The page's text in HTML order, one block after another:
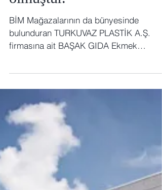
fabrikasının zeminlerinde
METCO çözüm ortağı
olmuştur.
BİM Mağazalarının da bünyesinde
bulunduran TURKUVAZ PLASTİK A.Ş.
firmasına ait BAŞAK GIDA Ekmek
fabrikasının zemin sisteminde METCO...